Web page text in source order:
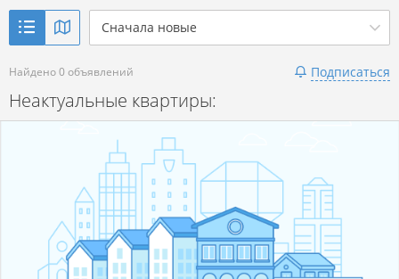
р. за всё
Показать объявления
Сначала новые
Найдено 0 объявлений Подписаться
Неактуальные квартиры: